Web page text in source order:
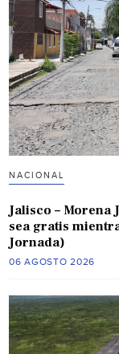
NACIONAL
Jalisco – Morena
sea gratis
Jornada)
06 AGOSTO 2026